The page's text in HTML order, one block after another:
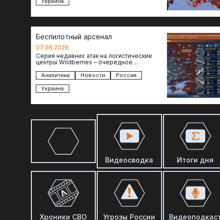
Беспилотный арсенал
07.08.2026
Серия недавних атак на логистические
центры Wildberries – очередное
российского тыла. И суть здесь даже не…
Аналитика Новости
Россия
Украина
Видеосводка Итоги дня
Хроники СВО Угрозы России